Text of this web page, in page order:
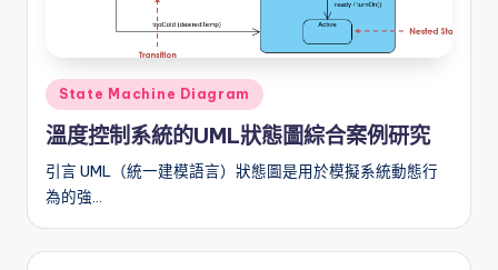
A
n
si
Posted
in
State Machine Diagram
溫度控制系統的UML狀態圖綜合案例研究
引言 UML（統一建模語言）狀態圖是用於模擬系統動態行
為的強…